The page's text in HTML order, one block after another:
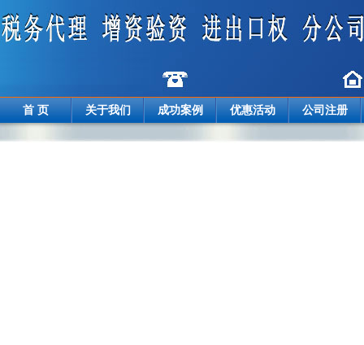
首 页 关于我们 成功案例 优惠活动 公司注册